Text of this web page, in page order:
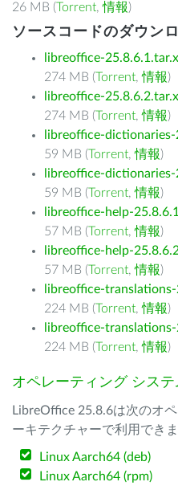
26 MB (Torrent,情報)
ソースコードのダウン
libreoffice-
274 MB (Torrent,情報)
libreoffice-
274 MB (Torrent,情報)
libreoffice-
59 MB (Torrent,情報)
libreoffice-
59 MB (Torrent,情報)
libreoffice-help-
57 MB (Torrent,情報)
libreoffice-help-
57 MB (Torrent,情報)
libreoffice-
224 MB (Torrent,情報)
libreoffice-
224 MB (Torrent,情報)
オペレーティング システ
LibreOffice 25.8.6は次のオ
ーキテクチャーで利用できま
Linux Aarch64 (deb)
Linux Aarch64 (rpm)